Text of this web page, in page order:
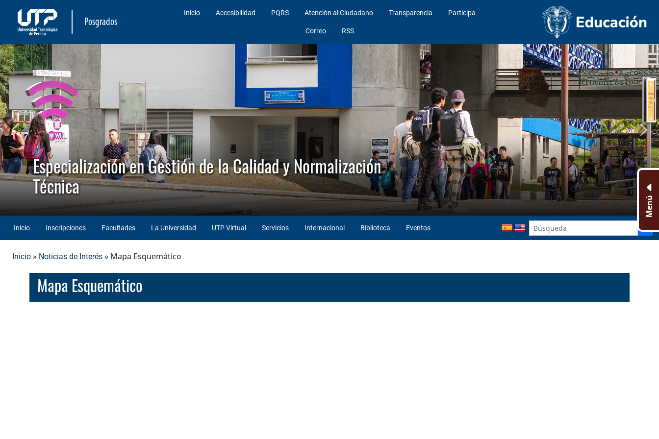
Posgrados
Inicio Accesibilidad PQRS Atención al Ciudadano Transparencia Participa
Correo RSS
Especialización en Gestión de la Calidad y Normalización
Técnica
Inicio Inscripciones Facultades La Universidad UTP Virtual Servicios Internacional Biblioteca Eventos
Inicio » Noticias de Interés » Mapa Esquemático
Mapa Esquemático
Menú